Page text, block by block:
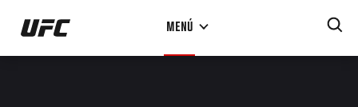
Pasar
contenido
MENÚ